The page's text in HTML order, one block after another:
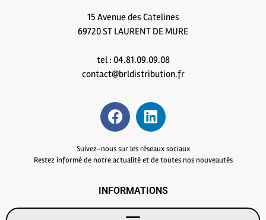
15 Avenue des Catelines
69720 ST LAURENT DE MURE
tel : 04.81.09.09.08
contact@brldistribution.fr
Suivez-nous sur les réseaux sociaux
Restez informé de notre actualité et de toutes nos nouveautés
INFORMATIONS